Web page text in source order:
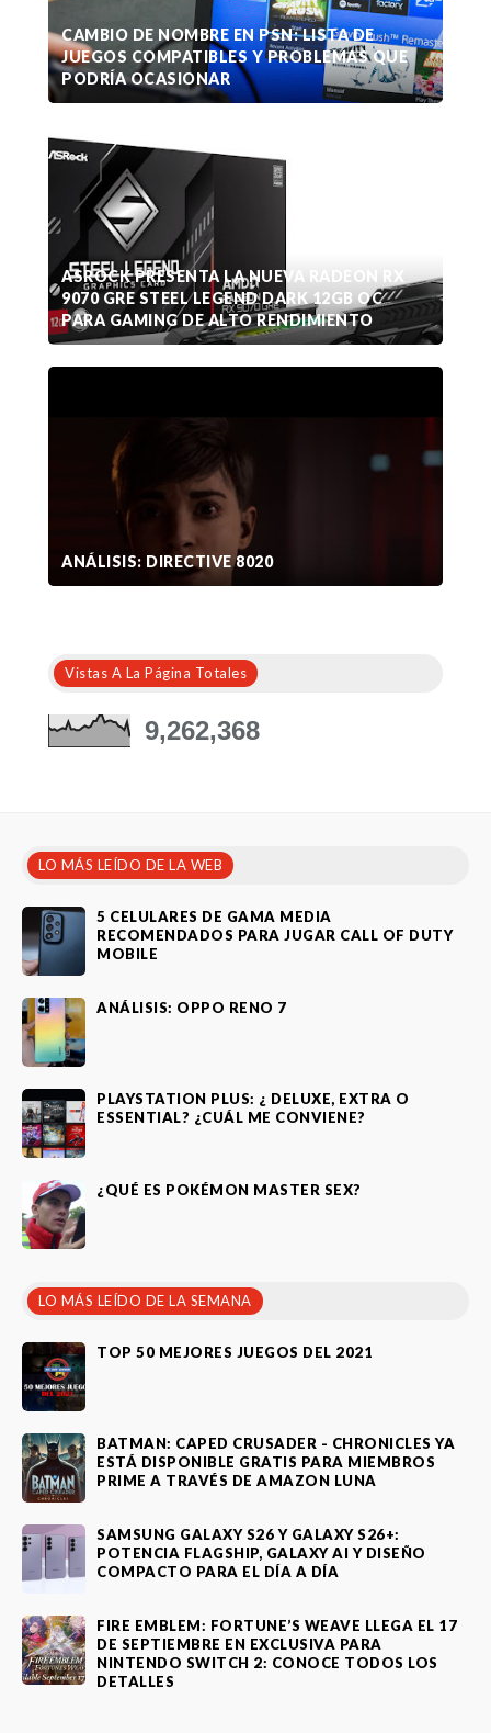
CAMBIO DE NOMBRE EN PSN: LISTA DE
JUEGOS COMPATIBLES Y PROBLEMAS QUE
PODRÍA OCASIONAR
ASROCK PRESENTA LA NUEVA RADEON RX
9070 GRE STEEL LEGEND DARK 12GB OC
PARA GAMING DE ALTO RENDIMIENTO
ANÁLISIS: DIRECTIVE 8020
Vistas A La Página Totales
9,262,368
LO MÁS LEÍDO DE LA WEB
5 CELULARES DE GAMA MEDIA
RECOMENDADOS PARA JUGAR CALL OF DUTY
MOBILE
ANÁLISIS: OPPO RENO 7
PLAYSTATION PLUS: ¿ DELUXE, EXTRA O
ESSENTIAL? ¿CUÁL ME CONVIENE?
¿QUÉ ES POKÉMON MASTER SEX?
LO MÁS LEÍDO DE LA SEMANA
TOP 50 MEJORES JUEGOS DEL 2021
BATMAN: CAPED CRUSADER - CHRONICLES YA
ESTÁ DISPONIBLE GRATIS PARA MIEMBROS
PRIME A TRAVÉS DE AMAZON LUNA
SAMSUNG GALAXY S26 Y GALAXY S26+:
POTENCIA FLAGSHIP, GALAXY AI Y DISEÑO
COMPACTO PARA EL DÍA A DÍA
FIRE EMBLEM: FORTUNE’S WEAVE LLEGA EL 17
DE SEPTIEMBRE EN EXCLUSIVA PARA
NINTENDO SWITCH 2: CONOCE TODOS LOS
DETALLES